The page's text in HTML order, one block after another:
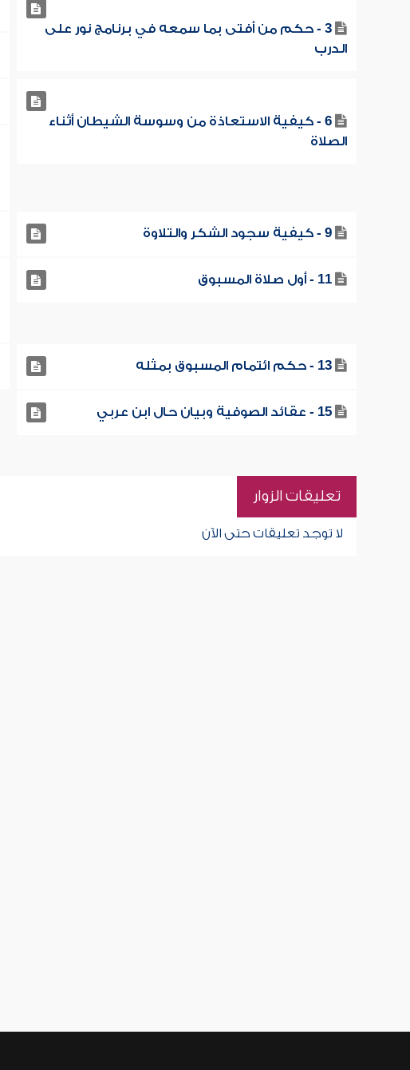
3 - حكم من أفتى بما سمعه في برنامج نور على
الدرب
6 - كيفية الاستعاذة من وسوسة الشيطان أثناء
الصلاة
9 - كيفية سجود الشكر والتلاوة
11 - أول صلاة المسبوق
13 - حكم ائتمام المسبوق بمثله
15 - عقائد الصوفية وبيان حال ابن عربي
تعليقات الزوار
لا توجد تعليقات حتى الآن